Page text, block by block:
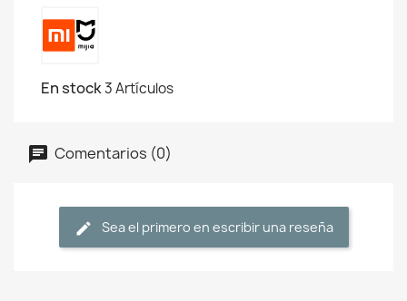
En stock3 Artículos
Comentarios (0)
Sea el primero en escribir una reseña